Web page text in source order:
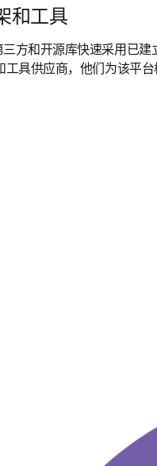
和工具
方和开源库快速采用已建
具供应商，他们为该平